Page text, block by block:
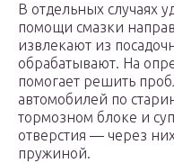
В отдельных случаях
помощи смазки
извлекают из
обрабатывают. На
помогает решить
автомобилей по
тормозном блоке и
отверстия — через
пружиной.